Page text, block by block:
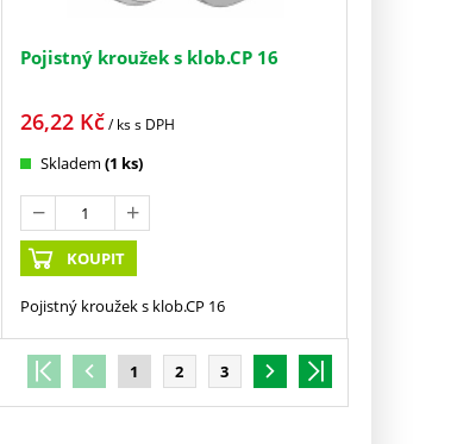
Pojistný kroužek s klob.CP 16
26,22 Kč/ kss DPH
Skladem (1 ks)
KOUPIT
Pojistný kroužek s klob.CP 16
1 2 3